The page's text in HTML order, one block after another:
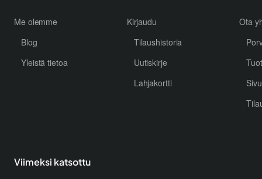
Me olemme
Blog
Yleistä tietoa
Kirjaudu
Tilaushistoria
Uutiskirje
Lahjakortti
Ota
Viimeksi katsottu